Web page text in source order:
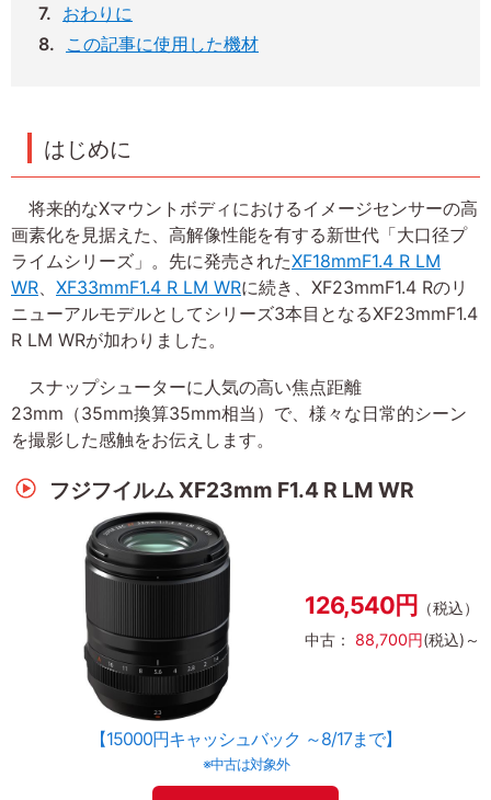
おわりに
この記事に使用した機材
はじめに
将来的なXマウントボディにおけるイメージセンサーの高
画素化を見据えた、高解像性能を有する新世代「大口径プ
ライムシリーズ」。先に発売されたXF18mmF1.4 R LM
WR
XF33mmF1.4 R LM WRに続き、XF23mmF1.4 Rのリ
ニューアルモデルとしてシリーズ3本目となるXF23mmF1.4
R LM WRが加わりました。
スナップシューターに人気の高い焦点距離
23mm（35mm換算35mm相当）で、様々な日常的シーン
を撮影した感触をお伝えします。
フジフイルム XF23mm F1.4 R LM WR
126,540円 （税込）
中古： 88,700円(税込)～
【15000円キャッシュバック ～8/17まで】
※中古は対象外